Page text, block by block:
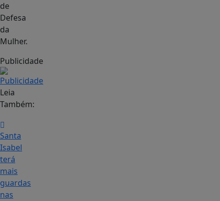
de
Defesa
da
Mulher.
Publicidade
Leia
Também:
Santa
Isabel
terá
mais
guardas
nas